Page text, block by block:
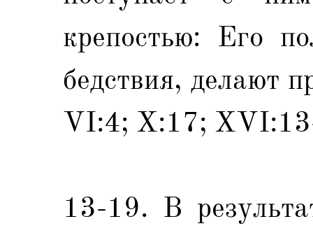
крепостью: Его
бедствия, делают
VI:4; X:17;
13-19. В